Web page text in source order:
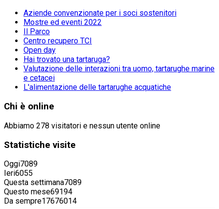
Aziende convenzionate per i soci sostenitori
Mostre ed eventi 2022
Il Parco
Centro recupero TCI
Open day
Hai trovato una tartaruga?
Valutazione delle interazioni tra uomo, tartarughe marine
e cetacei
L'alimentazione delle tartarughe acquatiche
Chi è online
Abbiamo 278 visitatori e nessun utente online
Statistiche visite
Oggi7089
Ieri6055
Questa settimana7089
Questo mese69194
Da sempre17676014